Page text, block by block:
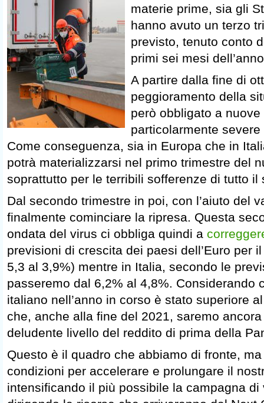
materie prime, sia gli
hanno avuto un terzo
previsto, tenuto conto
primi sei mesi
A partire dalla fine di
peggioramento della
però obbligato a
particolarmente
Come conseguenza, sia in Europa che in
potrà materializzarsi nel primo trimestre del
soprattutto per le terribili sofferenze di tutto il
Dal secondo trimestre in poi, con l’aiuto del
finalmente cominciare la ripresa. Questa
ondata del virus ci obbliga quindi a
previsioni di crescita dei paesi dell’Euro per
5,3 al 3,9%) mentre in Italia, secondo le
passeremo dal 6,2% al 4,8%. Considerando
italiano nell’anno in corso è stato superiore
che, anche alla fine del 2021, saremo
deludente livello del reddito di prima della
Questo è il quadro che abbiamo di fronte,
condizioni per accelerare e prolungare il
intensificando il più possibile la campagna di